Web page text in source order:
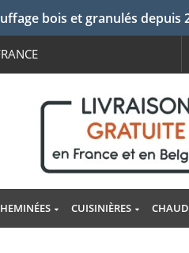
bois et granulés depuis
CUISINIÈRES